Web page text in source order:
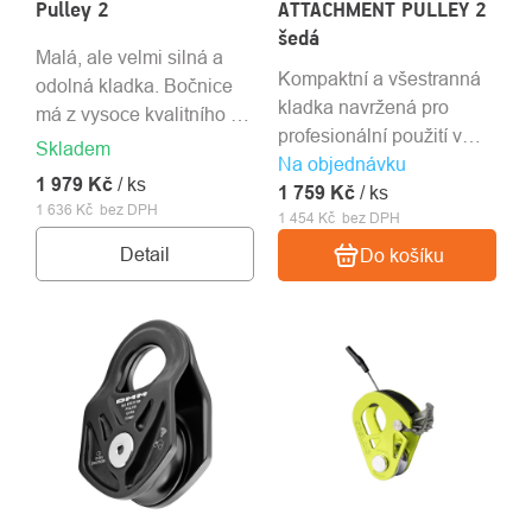
Pulley 2
Skladem
1 636 Kč bez DPH
1 979 Kč / ks
Detail
Malá, ale velmi silná a
odolná kladka. Bočnice
má z vysoce kvalitního T6
hliníku.
ATTACHMENT PULLEY 2
šedá
Na objednávku
1 454 Kč bez DPH
1 759 Kč / ks
Do košíku
Kompaktní a všestranná
kladka navržená pro
profesionální použití v
arboristice, záchranných
operacích a riggingu.